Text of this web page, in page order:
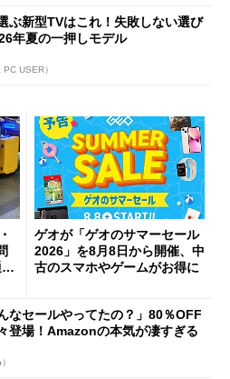
ぶ新型TVはこれ！失敗しない選び
年夏の一押しモデル
USER）
I
ゲオが「ゲオのサマーセール
2026」を8月8日から開催、中
古のスマホやゲームがお得に
なセールやってたの？」80％OFF
登場！Amazonの本気が凄すぎる